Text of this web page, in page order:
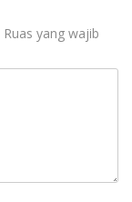
Ruas yang wajib